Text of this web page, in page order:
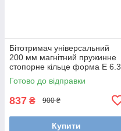
Бітотримач універсальний
200 мм магнітний пружинне
стопорне кільце форма E 6.3
Wiha 36093
Готово до відправки
837 ₴ 900 ₴
Купити